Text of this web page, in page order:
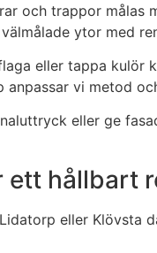
och trappor
ytor med
eller tappa
vi metod
eller ge
ett hållbart
eller